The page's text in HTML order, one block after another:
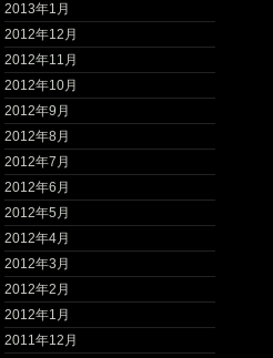
2013年1月
2012年12月
2012年11月
2012年10月
2012年9月
2012年8月
2012年7月
2012年6月
2012年5月
2012年4月
2012年3月
2012年2月
2012年1月
2011年12月